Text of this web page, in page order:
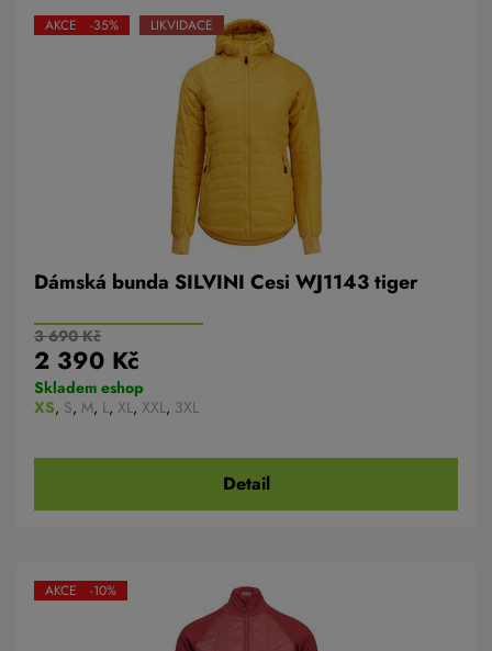
Dámská bunda SILVINI Cesi WJ1143 tiger
AKCE -35% LIKVIDACE
3 690 Kč
2 390 Kč
Skladem eshop
XS, S, M, L, XL, XXL, 3XL
Detail
AKCE -10%